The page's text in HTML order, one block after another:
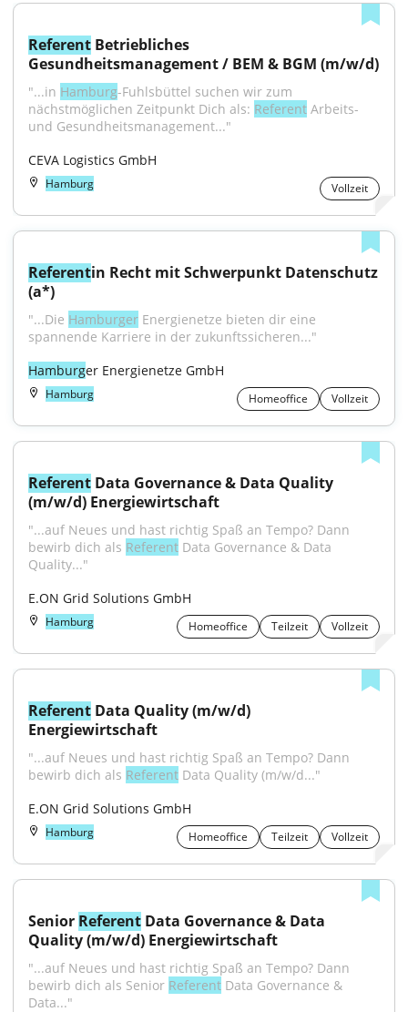
Referent Betriebliches
Gesundheitsmanagement / BEM & BGM (m/w/d)
"...in Hamburg-Fuhlsbüttel suchen wir zum
nächstmöglichen Zeitpunkt Dich als: Referent Arbeits-
und Gesundheitsmanagement..."
CEVA Logistics GmbH
Hamburg Vollzeit
Referentin Recht mit Schwerpunkt Datenschutz
(a*)
"...Die Hamburger Energienetze bieten dir eine
spannende Karriere in der zukunftssicheren..."
Hamburger Energienetze GmbH
Hamburg Homeoffice Vollzeit
Referent Data Governance & Data Quality
(m/w/d) Energiewirtschaft
"...auf Neues und hast richtig Spaß an Tempo? Dann
bewirb dich als Referent Data Governance & Data
Quality..."
E.ON Grid Solutions GmbH
Hamburg Homeoffice Teilzeit Vollzeit
Referent Data Quality (m/w/d)
Energiewirtschaft
"...auf Neues und hast richtig Spaß an Tempo? Dann
bewirb dich als Referent Data Quality (m/w/d..."
E.ON Grid Solutions GmbH
Hamburg Homeoffice Teilzeit Vollzeit
Senior Referent Data Governance & Data
Quality (m/w/d) Energiewirtschaft
"...auf Neues und hast richtig Spaß an Tempo? Dann
bewirb dich als Senior Referent Data Governance &
Data..."